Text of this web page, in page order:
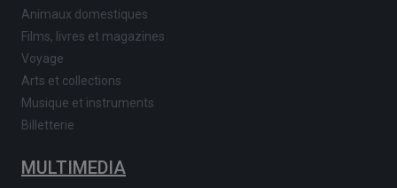
Animaux domestiques
Films, livres et magazines
Voyage
Arts et collections
Musique et instruments
Billetterie
MULTIMEDIA